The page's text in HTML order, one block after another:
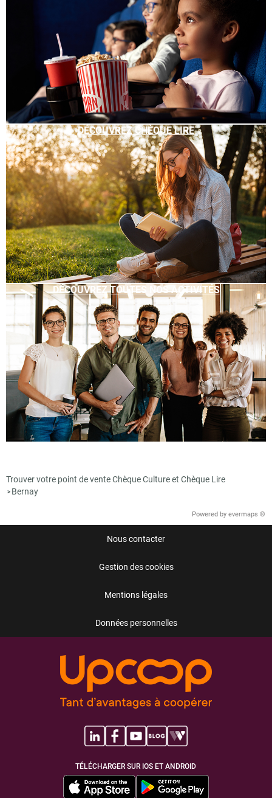
DÉCOUVREZ CHÈQUE LIRE
DÉCOUVREZ TOUTES NOS ACTIVITÉS
Trouver votre point de vente Chèque Culture et Chèque Lire
> Bernay
Powered by evermaps ©
Nous contacter
Gestion des cookies
Mentions légales
Données personnelles
TÉLÉCHARGER SUR IOS ET ANDROID